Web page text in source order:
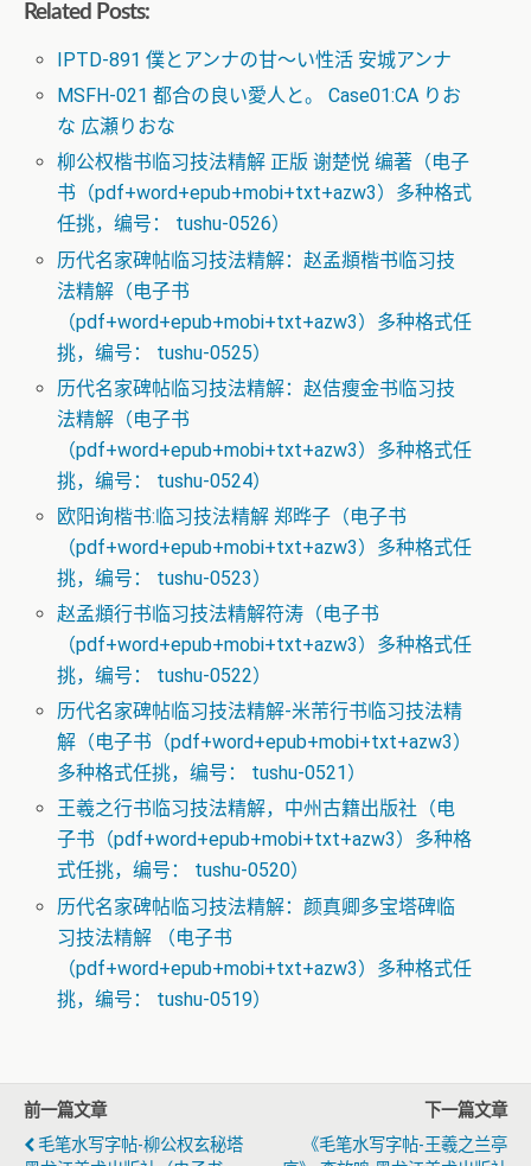
Related Posts:
IPTD-891 僕とアンナの甘～い性活 安城アンナ
MSFH-021 都合の良い愛人と。 Case01:CA りお
な 広瀬りおな
柳公权楷书临习技法精解 正版 谢楚悦 编著（电子
书（pdf+word+epub+mobi+txt+azw3）多种格式
任挑，编号： tushu-0526）
历代名家碑帖临习技法精解：赵孟頫楷书临习技
法精解（电子书
（pdf+word+epub+mobi+txt+azw3）多种格式任
挑，编号： tushu-0525）
历代名家碑帖临习技法精解：赵佶瘦金书临习技
法精解（电子书
（pdf+word+epub+mobi+txt+azw3）多种格式任
挑，编号： tushu-0524）
欧阳询楷书:临习技法精解 郑晔子（电子书
（pdf+word+epub+mobi+txt+azw3）多种格式任
挑，编号： tushu-0523）
赵孟頫行书临习技法精解符涛（电子书
（pdf+word+epub+mobi+txt+azw3）多种格式任
挑，编号： tushu-0522）
历代名家碑帖临习技法精解-米芾行书临习技法精
解（电子书（pdf+word+epub+mobi+txt+azw3）
多种格式任挑，编号： tushu-0521）
王羲之行书临习技法精解，中州古籍出版社（电
子书（pdf+word+epub+mobi+txt+azw3）多种格
式任挑，编号： tushu-0520）
历代名家碑帖临习技法精解：颜真卿多宝塔碑临
习技法精解 （电子书
（pdf+word+epub+mobi+txt+azw3）多种格式任
挑，编号： tushu-0519）
前一篇文章
毛笔水写字帖-柳公权玄秘塔
下一篇文章
《毛笔水写字帖-王羲之兰亭